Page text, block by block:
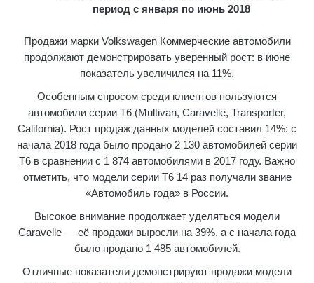
период с января по июнь 2018
Продажи марки Volkswagen Коммерческие автомобили
продолжают демонстрировать уверенный рост: в июне
показатель увеличился на 11%.
Особенным спросом среди клиентов пользуются
автомобили серии T6 (Multivan, Caravelle, Transporter,
California). Рост продаж данных моделей составил 14%: c
начала 2018 года было продано 2 130 автомобилей серии
T6 в сравнении с 1 874 автомобилями в 2017 году. Важно
отметить, что модели серии T6 14 раз получали звание
«Автомобиль года» в России.
Высокое внимание продолжает уделяться модели
Caravelle — её продажи выросли на 39%, а с начала года
было продано 1 485 автомобилей.
Отличные показатели демонстрируют продажи модели